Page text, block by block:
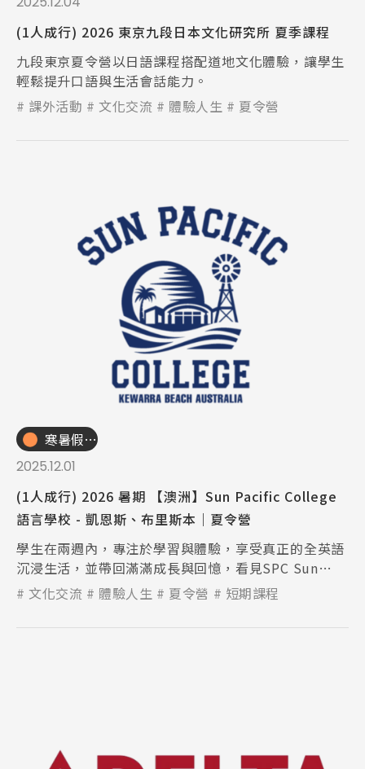
(1人成行) 2026 東京九段日本文化研究所 夏季課程
九段東京夏令營以日語課程搭配道地文化體驗，讓學生
輕鬆提升口語與生活會話能力。
課外活動
文化交流 體驗人生 夏令營
寒暑假遊學團
2025.12.01
(1人成行) 2026 暑期 【澳洲】Sun Pacific College
語言學校 - 凱恩斯、布里斯本｜夏令營
學生在兩週內，專注於學習與體驗，享受真正的全英語
沉浸生活，並帶回滿滿成長與回憶，看見SPC Sun
Pacific College 的魅力！
文化交流 體驗人生 夏令營 短期課程